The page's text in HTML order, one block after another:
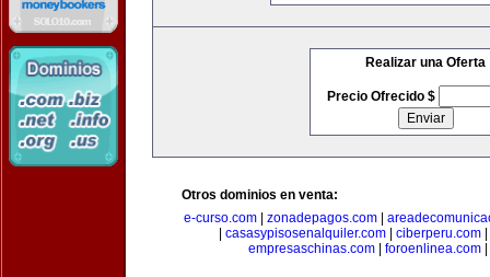
Realizar una Oferta
Precio Ofrecido $
Otros dominios en venta:
e-curso.com| zonadepagos.com|
casasypisosenalquiler.com ciberperu.com
empresaschinas.com| foroenlinea.com|